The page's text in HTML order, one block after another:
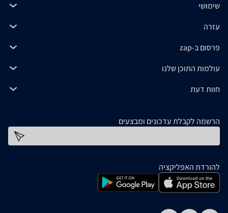
שימושי
עזרה
פרסום ב-zap
עולמות התוכן שלנו
חוות דעת
הרשמה לקבלת עדכונים ומבצעים
להורדת האפליקציה